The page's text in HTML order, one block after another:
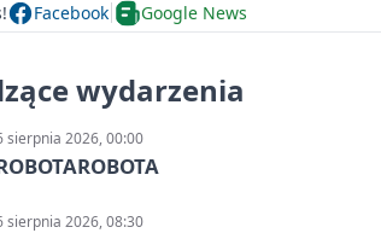
Facebook Google News
wydarzenia
sierpnia 2026, 00:00
sierpnia 2026, 08:30